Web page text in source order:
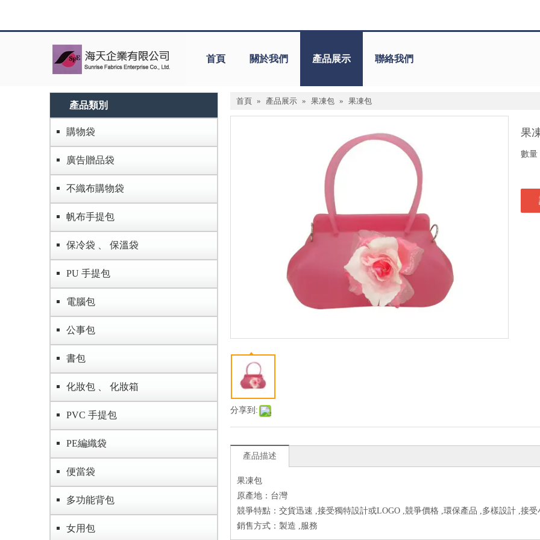
首頁 關於我們 產品展示 聯絡我們
產品類別
購物袋
廣告贈品袋
不織布購物袋
帆布手提包
保冷袋 、 保溫袋
PU 手提包
電腦包
公事包
書包
化妝包 、 化妝箱
PVC 手提包
PE編織袋
便當袋
多功能背包
女用包
首頁 » 產品展示 » 果凍包 » 果凍包
分享到:
果
數量
產品描述
果凍包
原產地：台灣
競爭特點：交貨迅速 ,接受獨特設計或LOGO ,競爭價格 ,環保產品 ,多樣設計 ,接受
銷售方式：製造 ,服務